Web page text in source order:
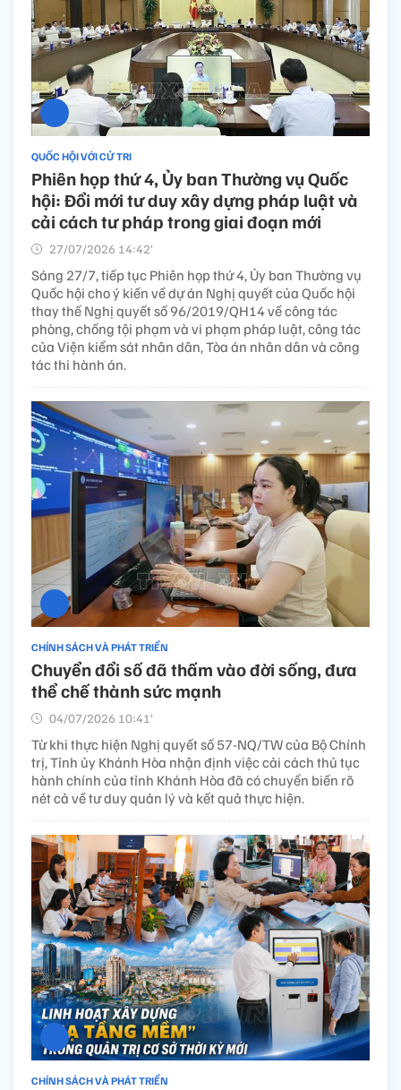
QUỐC HỘI VỚI CỬ TRI
Phiên họp thứ 4, Ủy ban Thường vụ Quốc
hội: Đổi mới tư duy xây dựng pháp luật và
cải cách tư pháp trong giai đoạn mới
27/07/2026 14:42’
Sáng 27/7, tiếp tục Phiên họp thứ 4, Ủy ban Thường vụ
Quốc hội cho ý kiến về dự án Nghị quyết của Quốc hội
thay thế Nghị quyết số 96/2019/QH14 về công tác
phòng, chống tội phạm và vi phạm pháp luật, công tác
của Viện kiểm sát nhân dân, Tòa án nhân dân và công
tác thi hành án.
CHÍNH SÁCH VÀ PHÁT TRIỂN
Chuyển đổi số đã thấm vào đời sống, đưa
thể chế thành sức mạnh
04/07/2026 10:41’
Từ khi thực hiện Nghị quyết số 57-NQ/TW của Bộ Chính
trị, Tỉnh ủy Khánh Hòa nhận định việc cải cách thủ tục
hành chính của tỉnh Khánh Hòa đã có chuyển biến rõ
nét cả về tư duy quản lý và kết quả thực hiện.
CHÍNH SÁCH VÀ PHÁT TRIỂN